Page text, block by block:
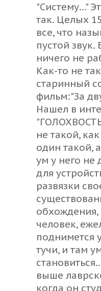
"Систему..."
так. Целых
все, что
пустой
ничего не
Как-то не
старинный
фильм:"За
Нашел в
не такой,
один такой,
ум у него не
для
развязки
обхождения,
человек,
поднимется
тучи, и там
выше
когда он